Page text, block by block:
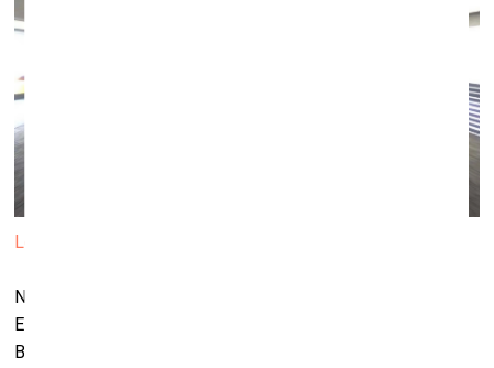
Leons Batlers. Novērošanas performance. 2022.
No13. jūlija līdz 2. septembrim RIXC galerijā norisināsies
EMAP/RIXC rezidences mākslinieka Leona Batlera (Leon
Butler) izstādee “Novērošanas performance”. Interaktīvā